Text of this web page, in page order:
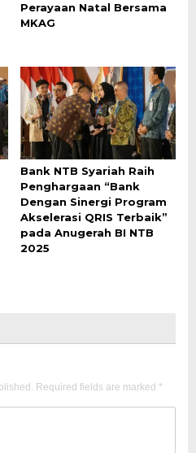
Perayaan Natal Bersama
MKAG
Bank NTB Syariah Raih
Penghargaan “Bank
Dengan Sinergi Program
Akselerasi QRIS Terbaik”
pada Anugerah BI NTB
2025
Required fields are marked *